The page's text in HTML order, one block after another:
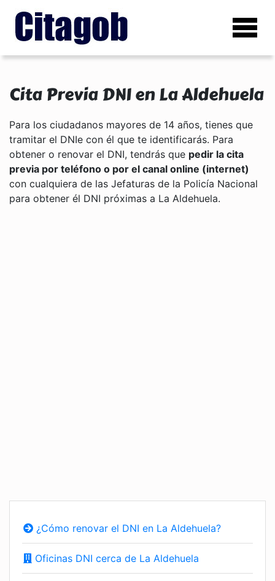
Cita Previa DNI en La Aldehuela
Para los ciudadanos mayores de 14 años, tienes que
tramitar el DNIe con él que te identificarás. Para
obtener o renovar el DNI, tendrás que pedir la cita
previa por teléfono o por el canal online (internet)
con cualquiera de las Jefaturas de la Policía Nacional
para obtener él DNI próximas a La Aldehuela.
¿Cómo renovar el DNI en La Aldehuela?
Oficinas DNI cerca de La Aldehuela